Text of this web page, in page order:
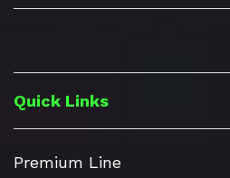
Quick Links
Premium Line